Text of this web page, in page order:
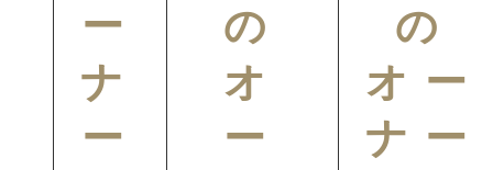
ー
ナ
ー
の
オ
ー
の
オー
ナー